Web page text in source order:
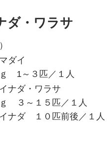
ダ・ワラサ
ダイ
1～３匹／１人
ナダ・ワラサ
３～１５匹／１人
ナダ １０匹前後／１人